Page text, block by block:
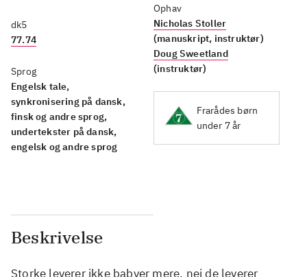
dk5
77.74
Sprog
Engelsk tale,
synkronisering på dansk,
finsk og andre sprog,
undertekster på dansk,
engelsk og andre sprog
Ophav
Nicholas Stoller
(manuskript, instruktør)
Doug Sweetland
(instruktør)
Frarådes børn
under 7 år
Beskrivelse
Storke leverer ikke babyer mere, nej de leverer